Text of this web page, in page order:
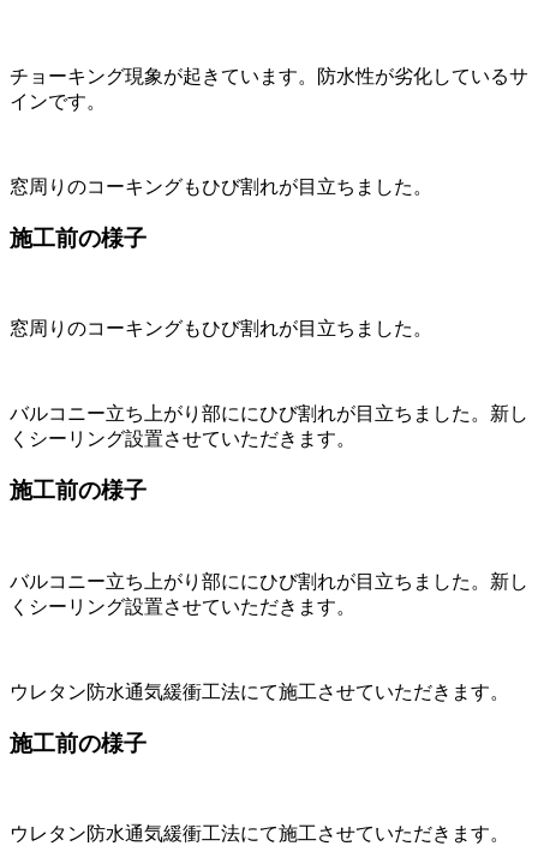
チョーキング現象が起きています。防水性が劣化しているサ
インです。
窓周りのコーキングもひび割れが目立ちました。
施工前の様子
窓周りのコーキングもひび割れが目立ちました。
バルコニー立ち上がり部ににひび割れが目立ちました。新し
くシーリング設置させていただきます。
施工前の様子
バルコニー立ち上がり部ににひび割れが目立ちました。新し
くシーリング設置させていただきます。
ウレタン防水通気緩衝工法にて施工させていただきます。
施工前の様子
ウレタン防水通気緩衝工法にて施工させていただきます。